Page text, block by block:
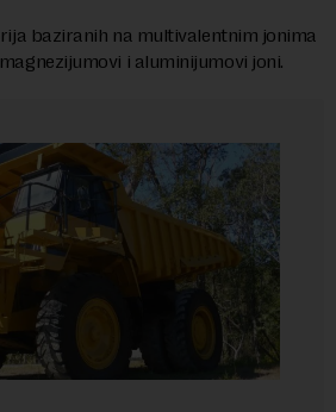
baziranih na multivalentnim jonima
i aluminijumovi joni.